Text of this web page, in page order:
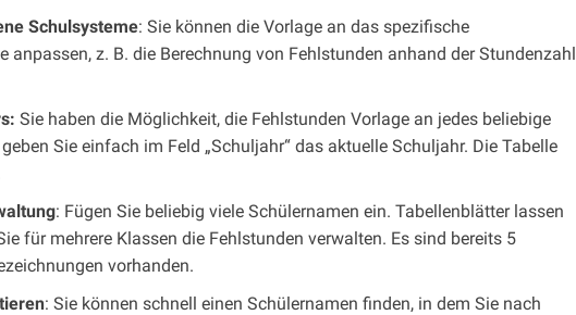
Schulsysteme: Sie können die Vorlage an das spezifische
anpassen, z. B. die Berechnung von Fehlstunden anhand der Stundenzahl
Sie haben die Möglichkeit, die Fehlstunden Vorlage an jedes beliebige
Sie einfach im Feld „Schuljahr“ das aktuelle Schuljahr. Die Tabelle
: Fügen Sie beliebig viele Schülernamen ein. Tabellenblätter lassen
für mehrere Klassen die Fehlstunden verwalten. Es sind bereits 5
vorhanden.
: Sie können schnell einen Schülernamen finden, in dem Sie nach